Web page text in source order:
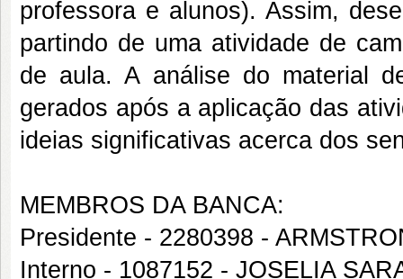
professora e alunos). Assim,
partindo de uma atividade de
de aula. A análise do material
gerados após a aplicação das
ideias significativas acerca dos
MEMBROS DA BANCA:
Presidente - 2280398 -
Interno - 1087152 - JOSELIA